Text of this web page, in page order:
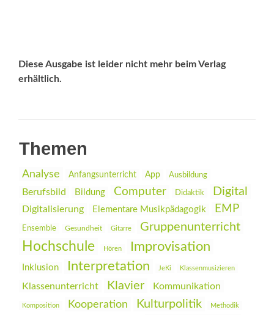
Diese Ausgabe ist leider nicht mehr beim Verlag
erhältlich.
Themen
Analyse Anfangsunterricht App Ausbildung
Berufsbild Bildung Computer Didaktik Digital
Digitalisierung Elementare Musikpädagogik EMP
Ensemble Gesundheit Gitarre Gruppenunterricht
Hochschule Hören Improvisation
Inklusion Interpretation JeKi Klassenmusizieren
Klassenunterricht Klavier Kommunikation
Komposition Kooperation Kulturpolitik Methodik